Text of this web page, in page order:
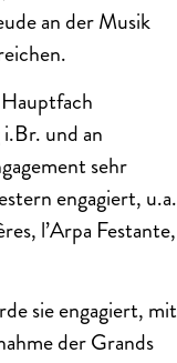
an der Musik
und an
sehr
engagiert, u.a.
l’Arpa Festante,
sie engagiert, mit
der Grands